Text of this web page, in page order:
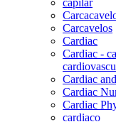
Carcavelos
Cardiac
Cardiac -
Cardiac
Cardiac
Cardiac
cardiaco